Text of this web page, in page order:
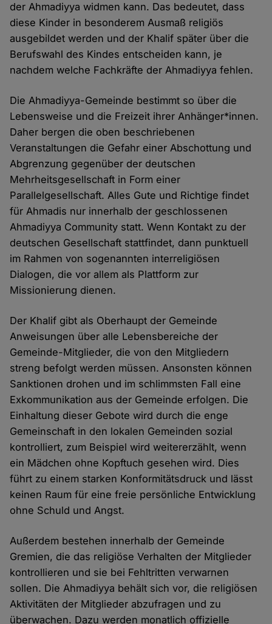
der Ahmadiyya widmen kann. Das bedeutet, dass
diese Kinder in besonderem Ausmaß religiös
ausgebildet werden und der Khalif später über die
Berufswahl des Kindes entscheiden kann, je
nachdem welche Fachkräfte der Ahmadiyya fehlen.
Die Ahmadiyya-Gemeinde bestimmt so über die
Lebensweise und die Freizeit ihrer Anhänger*innen.
Daher bergen die oben beschriebenen
Veranstaltungen die Gefahr einer Abschottung und
Abgrenzung gegenüber der deutschen
Mehrheitsgesellschaft in Form einer
Parallelgesellschaft. Alles Gute und Richtige findet
für Ahmadis nur innerhalb der geschlossenen
Ahmadiyya Community statt. Wenn Kontakt zu der
deutschen Gesellschaft stattfindet, dann punktuell
im Rahmen von sogenannten interreligiösen
Dialogen, die vor allem als Plattform zur
Missionierung dienen.
Der Khalif gibt als Oberhaupt der Gemeinde
Anweisungen über alle Lebensbereiche der
Gemeinde-Mitglieder, die von den Mitgliedern
streng befolgt werden müssen. Ansonsten können
Sanktionen drohen und im schlimmsten Fall eine
Exkommunikation aus der Gemeinde erfolgen. Die
Einhaltung dieser Gebote wird durch die enge
Gemeinschaft in den lokalen Gemeinden sozial
kontrolliert, zum Beispiel wird weitererzählt, wenn
ein Mädchen ohne Kopftuch gesehen wird. Dies
führt zu einem starken Konformitätsdruck und lässt
keinen Raum für eine freie persönliche Entwicklung
ohne Schuld und Angst.
Außerdem bestehen innerhalb der Gemeinde
Gremien, die das religiöse Verhalten der Mitglieder
kontrollieren und sie bei Fehltritten verwarnen
sollen. Die Ahmadiyya behält sich vor, die religiösen
Aktivitäten der Mitglieder abzufragen und zu
überwachen. Dazu werden monatlich offizielle